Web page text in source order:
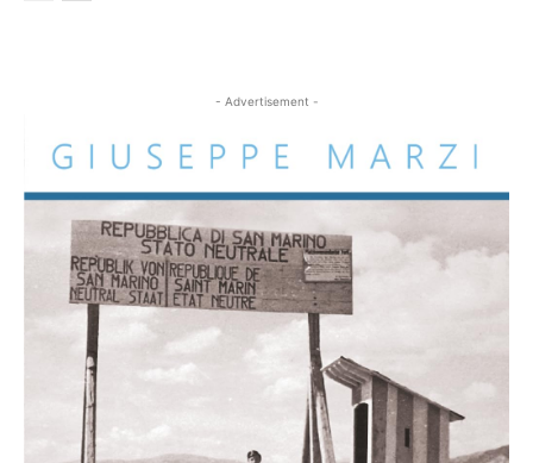
- Advertisement -